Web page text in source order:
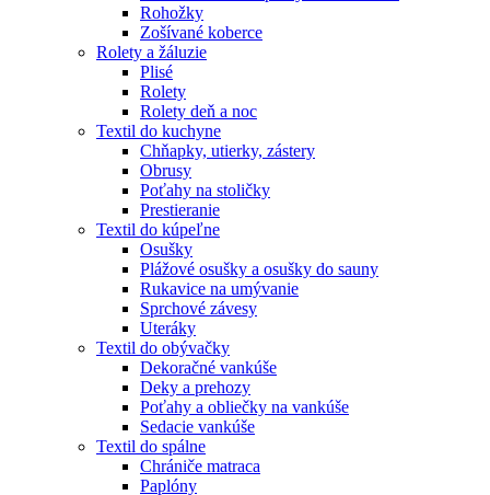
Rohožky
Zošívané koberce
Rolety a žáluzie
Plisé
Rolety
Rolety deň a noc
Textil do kuchyne
Chňapky, utierky, zástery
Obrusy
Poťahy na stoličky
Prestieranie
Textil do kúpeľne
Osušky
Plážové osušky a osušky do sauny
Rukavice na umývanie
Sprchové závesy
Uteráky
Textil do obývačky
Dekoračné vankúše
Deky a prehozy
Poťahy a obliečky na vankúše
Sedacie vankúše
Textil do spálne
Chrániče matraca
Paplóny